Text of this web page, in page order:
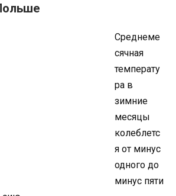
Среднеме
сячная
температу
ра в
зимние
месяцы
колеблетс
я от минус
одного до
минус пяти